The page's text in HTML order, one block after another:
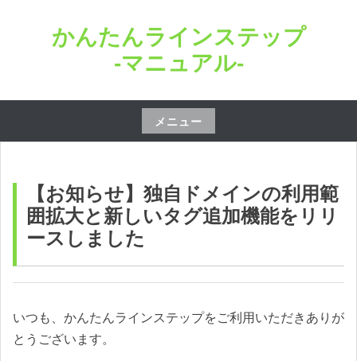
ス
かんたんラインステップ
-マニュアル-
メニュー
コ
テ
ッ
プ
【お知らせ】独自ドメインの利用範
囲拡大と新しいタグ追加機能をリリ
ースしました
いつも、かんたんラインステップをご利用いただきありが
とうございます。